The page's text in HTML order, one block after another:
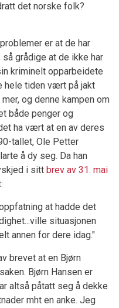
det norske folk?
er at de har
grådige at de ikke har
kriminelt opparbeidete
hele tiden vært på jakt
og denne kampen om
både penger og
ha vært at en av deres
tallet, Ole Petter
å dy seg. Da han
i sitt brev av 31. mai
at hadde det
situasjonen
annen for dere idag."
brevet at en Bjørn
Bjørn Hansen er
altså påtatt seg å dekke
mht en anke. Jeg